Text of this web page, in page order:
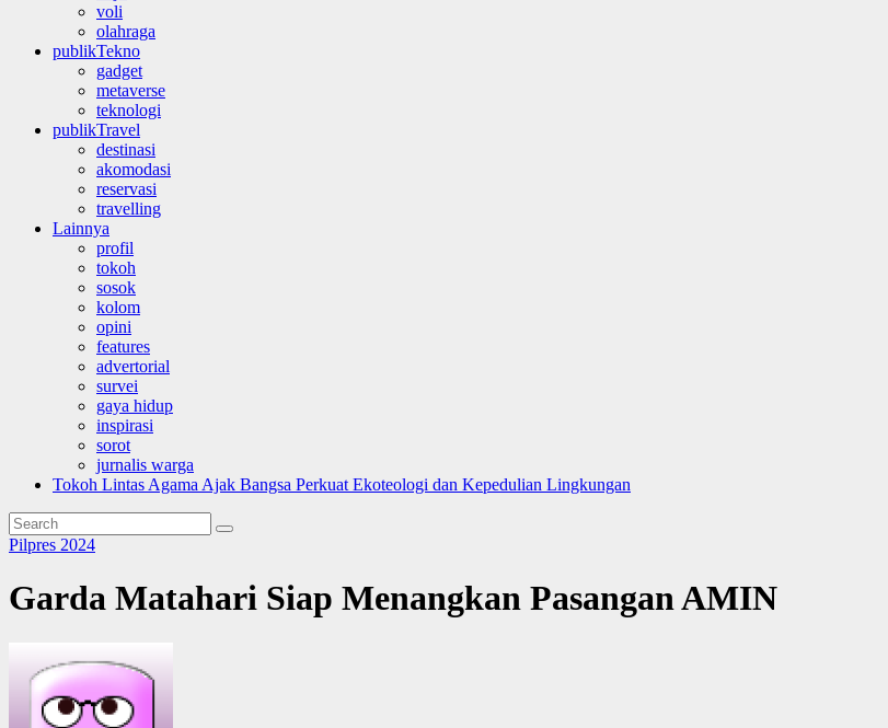
voli
olahraga
publikTekno
gadget
metaverse
teknologi
publikTravel
destinasi
akomodasi
reservasi
travelling
Lainnya
profil
tokoh
sosok
kolom
opini
features
advertorial
survei
gaya hidup
inspirasi
sorot
jurnalis warga
Tokoh Lintas Agama Ajak Bangsa Perkuat Ekoteologi dan Kepedulian Lingkungan
Pilpres 2024
Garda Matahari Siap Menangkan Pasangan AMIN